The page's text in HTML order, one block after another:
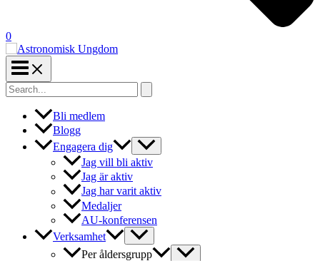
0
Search
for:
Bli medlem
Blogg
Engagera dig
Jag vill bli aktiv
Jag är aktiv
Jag har varit aktiv
Medaljer
AU-konferensen
Verksamhet
Per åldersgrupp